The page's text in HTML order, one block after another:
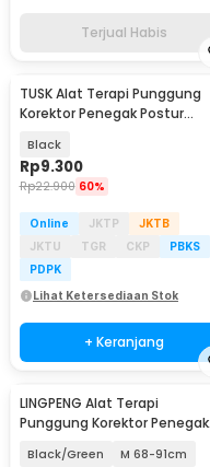
Terjual Habis
TUSK Alat Terapi Punggung
Korektor Penegak Postur
Black
Rp9.300
Rp22.900 60%
Online JKTP
JKTB
JKTU
TGR CKP
PBKS
PDPK
Lihat Ketersediaan Stok
+ Keranjang
LINGPENG Alat Terapi
Punggung Korektor Penegak
Black/Green M 68-91cm